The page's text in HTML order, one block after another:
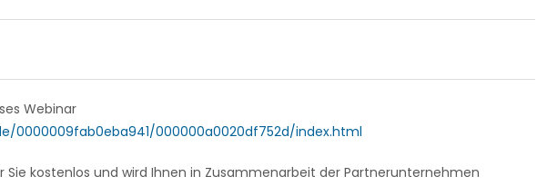
Webinar
000000a0020df752d/index.html
kostenlos und wird Ihnen in Zusammenarbeit der Partnerunternehmen